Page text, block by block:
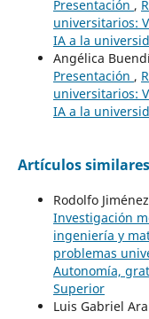
Presentación ,
universitarios:
IA a la
Angélica
Presentación ,
universitarios:
IA a la
Artículos similares
Rodolfo
Investigación
ingeniería y
problemas
Autonomía,
Superior
Luis Gabriel